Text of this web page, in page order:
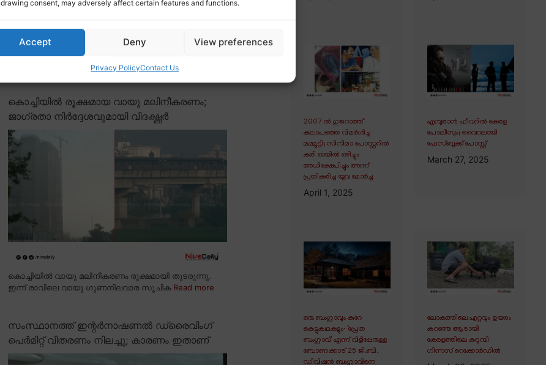
consent, may adversely affect certain features and functions.
Accept Deny View preferences
Privacy PolicyContact Us
റെക്കോർഡ് വില വർധനവ്, ഒറ്റ ദിവസം കൊണ്ട്
529 രൂപയായി.
കൊച്ചിയിൽ രൂക്ഷമായ വായു മലിനീകരണം;
ജാഗ്രതാ നിർദ്ദേശവുമായി വിദഗ്ദ്ധർ
കൊച്ചിയിൽ വായു മലിനീകരണം രൂക്ഷമായി തുടരുന്നു.
ഇന്ന് രാവിലെ വായു ഗുണനിലവാര സൂചിക Read more
സംസ്ഥാനത്ത് ഇന്റർനാഷണൽ ഡ്രൈവിംഗ്
പെർമിറ്റ് വിതരണം നിലച്ചു; കാരണം ഇതാണ്
2007 ൽ ഗുജറാത്ത്
കലാപത്തെ വിമർശിച്ച
മമ്മൂട്ടി; സിനിമാ പോസ്റ്ററിൽ
കരി ഓയിൽ ഒഴിച്ചും
അധിക്ഷേപിച്ചും അന്ന്
പ്രതികരിച്ച യുവ മോർച്ച
April 1, 2025
എമ്പുരാൻ ഫീവറിൽ കേരള
പോലീസും; വൈറലായി
ഫേസ്ബുക്ക് പോസ്റ്റ്
March 27, 2025
ഒരു ബംഗ്ലാവും കുറേ
കെട്ടുകഥകളും∙ ‘പ്രേത
ബംഗ്ലാവ്’ എന്ന് വിളിപ്പേരുള്ള
ബോണക്കാട് 25 ജി.ബി.
ഡിവിഷൻ ബംഗ്ലാവിനെ
ലോകത്തിലെ ഏറ്റവും ഉയരം
കുറഞ്ഞ ആടായി
കേരളത്തിലെ കറുമ്പി
ഗിന്നസ് റെക്കോർഡിൽ